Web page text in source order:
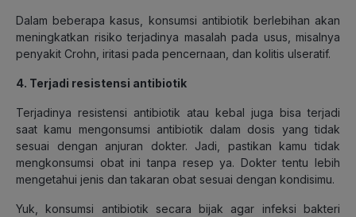
Dalam beberapa kasus, konsumsi antibiotik berlebihan akan
meningkatkan risiko terjadinya masalah pada usus, misalnya
penyakit Crohn, iritasi pada pencernaan, dan kolitis ulseratif.
4. Terjadi resistensi antibiotik
Terjadinya resistensi antibiotik atau kebal juga bisa terjadi
saat kamu mengonsumsi antibiotik dalam dosis yang tidak
sesuai dengan anjuran dokter. Jadi, pastikan kamu tidak
mengkonsumsi obat ini tanpa resep ya. Dokter tentu lebih
mengetahui jenis dan takaran obat sesuai dengan kondisimu.
Yuk, konsumsi antibiotik secara bijak agar infeksi bakteri